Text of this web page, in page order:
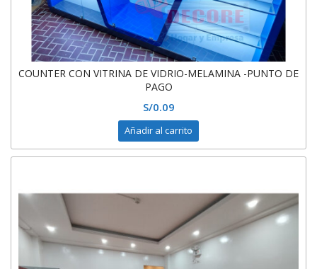
COUNTER CON VITRINA DE VIDRIO-MELAMINA -PUNTO DE
PAGO
S/0.09
Añadir al carrito